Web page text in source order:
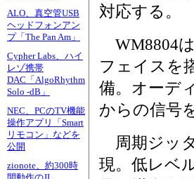
ALO、真空管USB
ヘッドフォンアン
プ「The Pan Am」
Cypher Labs、ハイ
レゾ携帯
DAC「AlgoRhythm
Solo -dB」
NEC、PCのTV機能
操作アプリ「Smart
リモコン」などを
公開
zionote、約300時
対応する。
WM8804
フェイスを
備。オーデ
からの信号
周期ジッ
現。低レベ